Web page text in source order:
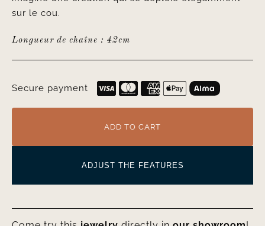
sur le cou.
Longueur de chaîne : 42cm
Secure payment
ADD TO CART
ADJUST THE FEATURES